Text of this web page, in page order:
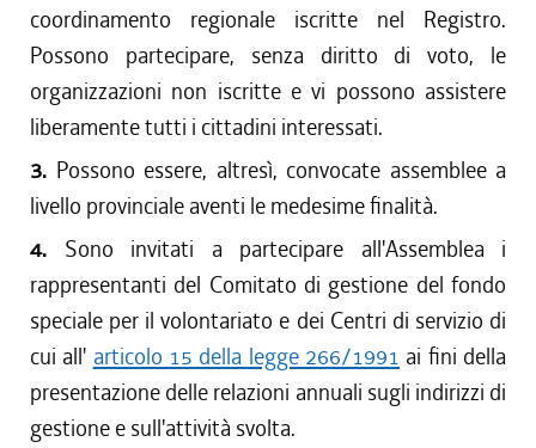
coordinamento regionale iscritte nel Registro.
Possono partecipare, senza diritto di voto, le
organizzazioni non iscritte e vi possono assistere
liberamente tutti i cittadini interessati.
3. Possono essere, altresì, convocate assemblee a
livello provinciale aventi le medesime finalità.
4. Sono invitati a partecipare all'Assemblea i
rappresentanti del Comitato di gestione del fondo
speciale per il volontariato e dei Centri di servizio di
cui all' articolo 15 della legge 266/1991 ai fini della
presentazione delle relazioni annuali sugli indirizzi di
gestione e sull'attività svolta.